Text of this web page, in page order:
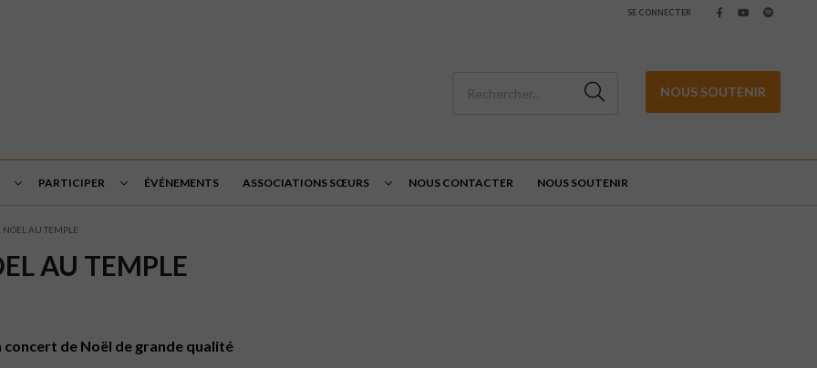
SE CONNECTER
NOUS SOUTENIR
PARTICIPER ÉVÉNEMENTS ASSOCIATIONS SŒURS NOUS CONTACTER NOUS SOUTENIR
AU TEMPLE
AU TEMPLE
concert de Noël de grande qualité